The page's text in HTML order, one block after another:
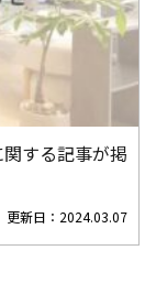
する記事が掲
更新日： 2024.03.07